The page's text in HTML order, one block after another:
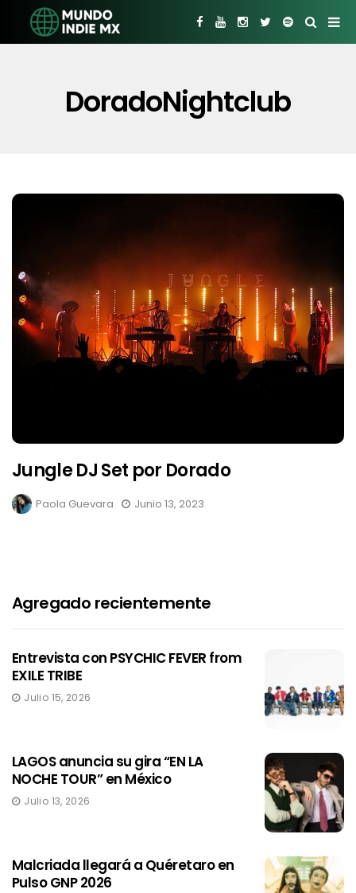
DoradoNightclub
Jungle DJ Set por Dorado
Paola Guevara Junio 13, 2023
Agregado recientemente
Entrevista con PSYCHIC FEVER from
EXILE TRIBE
Julio 15, 2026
LAGOS anuncia su gira “EN LA
NOCHE TOUR” en México
Julio 13, 2026
Malcriada llegará a Quéretaro en
Pulso GNP 2026